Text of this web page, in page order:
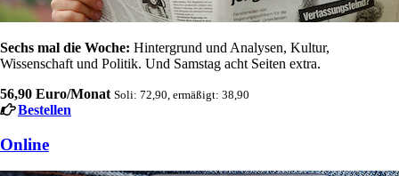
Sechs mal die Woche: Hintergrund und Analysen, Kultur,
Wissenschaft und Politik. Und Samstag acht Seiten extra.
56,90 Euro/Monat Soli: 72,90, ermäßigt: 38,90
Bestellen
Online